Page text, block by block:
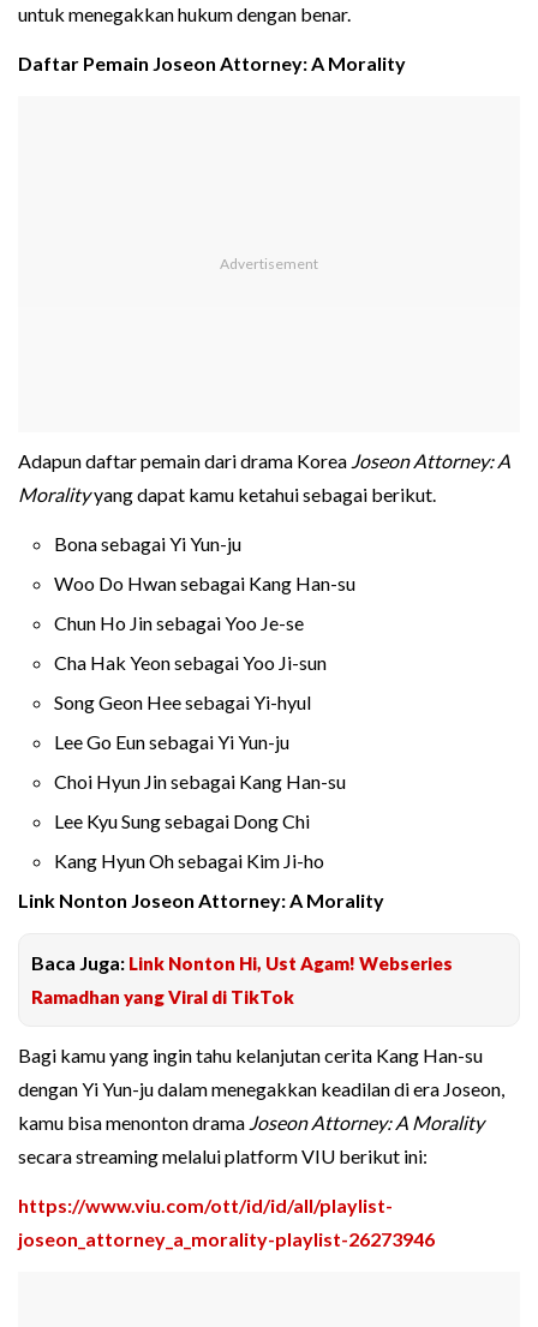
untuk menegakkan hukum dengan benar.
Daftar Pemain Joseon Attorney: A Morality
Adapun daftar pemain dari drama Korea Joseon Attorney: A
Moralityyang dapat kamu ketahui sebagai berikut.
Bona sebagai Yi Yun-ju
Woo Do Hwan sebagai Kang Han-su
Chun Ho Jin sebagai Yoo Je-se
Cha Hak Yeon sebagai Yoo Ji-sun
Song Geon Hee sebagai Yi-hyul
Lee Go Eun sebagai Yi Yun-ju
Choi Hyun Jin sebagai Kang Han-su
Lee Kyu Sung sebagai Dong Chi
Kang Hyun Oh sebagai Kim Ji-ho
Link Nonton Joseon Attorney: A Morality
Baca Juga: Link Nonton Hi, Ust Agam! Webseries
Ramadhan yang Viral di TikTok
Bagi kamu yang ingin tahu kelanjutan cerita Kang Han-su
dengan Yi Yun-ju dalam menegakkan keadilan di era Joseon,
kamu bisa menonton drama Joseon Attorney: A Morality
secara streaming melalui platform VIU berikut ini:
https://www.viu.com/ott/id/id/all/playlist-
joseon_attorney_a_morality-playlist-26273946